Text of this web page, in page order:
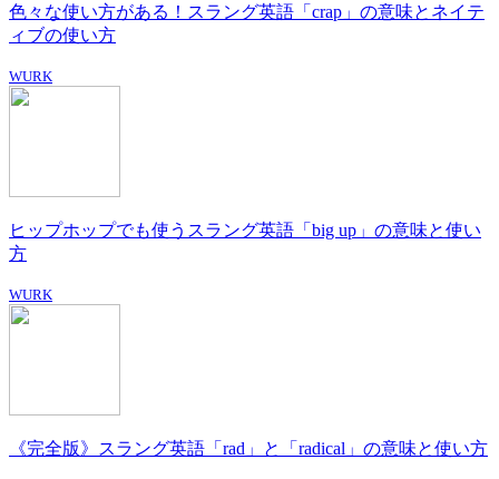
色々な使い方がある！スラング英語「crap」の意味とネイテ
ィブの使い方
WURK
ヒップホップでも使うスラング英語「big up」の意味と使い
方
WURK
《完全版》スラング英語「rad」と「radical」の意味と使い方